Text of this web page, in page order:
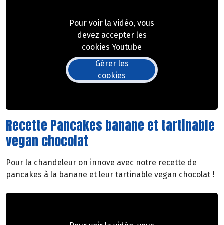
Pour voir la vidéo, vous
devez accepter les
cookies Youtube
Gérer les
cookies
Recette Pancakes banane et tartinable
vegan chocolat
Pour la chandeleur on innove avec notre recette de
pancakes à la banane et leur tartinable vegan chocolat !